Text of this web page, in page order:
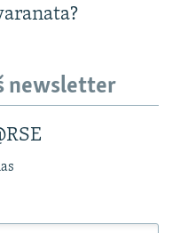
newsletter